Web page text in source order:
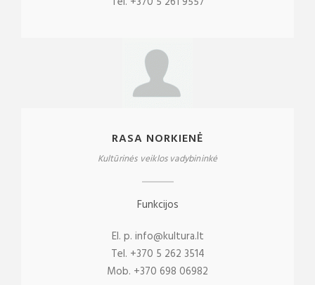
RASA NORKIENĖ
Kultūrinės veiklos vadybininkė
Funkcijos
El. p. info@kultura.lt
Tel. +370 5 262 3514
Mob. +370 698 06982